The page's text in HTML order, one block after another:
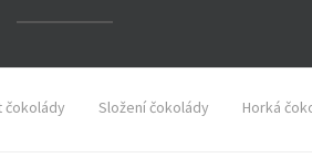
čokolády Složení čokolády Horká